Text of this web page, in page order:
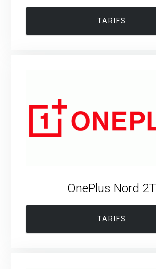
TARIFS
OnePlus Nord 2T
TARIFS